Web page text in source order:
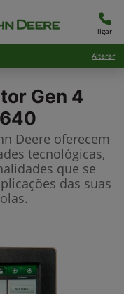
ligar
Alterar
Gen 4
Deere oferecem
tecnológicas,
que se
das suas